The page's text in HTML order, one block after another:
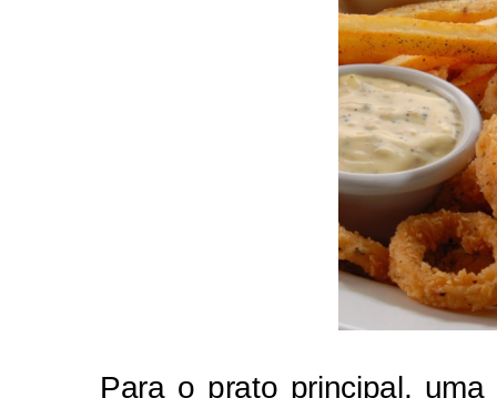
Para o prato principal,